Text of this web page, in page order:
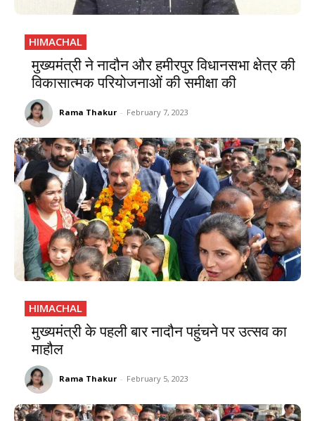
HIMACHAL
मुख्यमंत्री ने नादौन और हमीरपुर विधानसभा क्षेत्र की
विकासात्मक परियोजनाओं की समीक्षा की
Rama Thakur - February 7, 2023
HIMACHAL
मुख्यमंत्री के पहली बार नादौन पहुंचने पर उत्सव का
माहौल
Rama Thakur - February 5, 2023